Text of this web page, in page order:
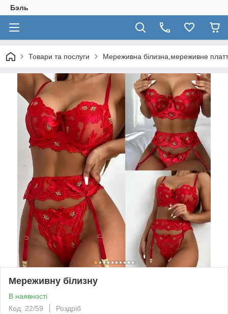
Бэль
Товари та послуги Мереживна білизна,мереживне
Мереживну білизну
В наявності
Код: 22/59
Роздріб